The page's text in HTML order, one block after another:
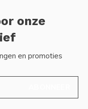
onze
en promoties